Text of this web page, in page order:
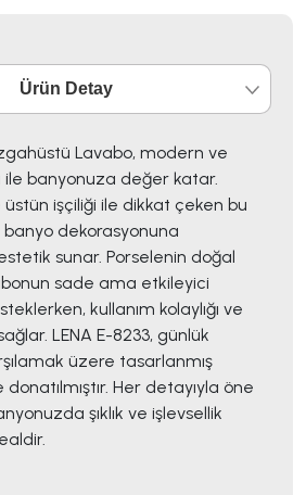
Ürün Detay
Lavabo, modern ve
ile banyonuza değer katar.
işçiliği ile dikkat çeken bu
dekorasyonuna
sunar. Porselenin doğal
sade ama etkileyici
kullanım kolaylığı ve
LENA E-8233, günlük
üzere tasarlanmış
Her detayıyla öne
şıklık ve işlevsellik